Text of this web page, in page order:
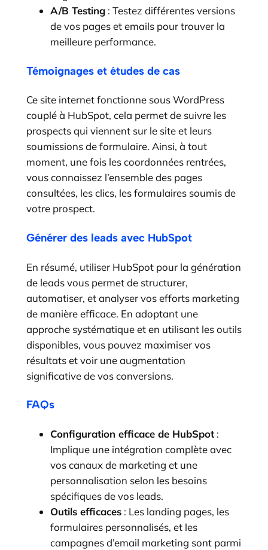
A/B Testing: Testez différentes versions
de vos pages et emails pour trouver la
meilleure performance.
Témoignages et études de cas
Ce site internet fonctionne sous WordPress
couplé à HubSpot, cela permet de suivre les
prospects qui viennent sur le site et leurs
soumissions de formulaire. Ainsi, à tout
moment, une fois les coordonnées rentrées,
vous connaissez l’ensemble des pages
consultées, les clics, les formulaires soumis de
votre prospect.
Générer des leads avec HubSpot
En résumé, utiliser HubSpot pour la génération
de leads vous permet de structurer,
automatiser, et analyser vos efforts marketing
de manière efficace. En adoptant une
approche systématique et en utilisant les outils
disponibles, vous pouvez maximiser vos
résultats et voir une augmentation
significative de vos conversions.
FAQs
Configuration efficace de HubSpot:
Implique une intégration complète avec
vos canaux de marketing et une
personnalisation selon les besoins
spécifiques de vos leads.
Outils efficaces: Les landing pages, les
formulaires personnalisés, et les
campagnes d’email marketing sont parmi